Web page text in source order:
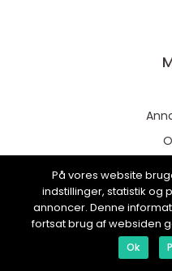
På vores website
indstillinger, statistik og
annoncer. Denne
fortsat brug af websiden
Ok